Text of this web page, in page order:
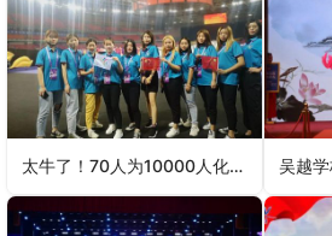
太牛了！70人为10000人化妆！全国关注的盛事你知道吗？